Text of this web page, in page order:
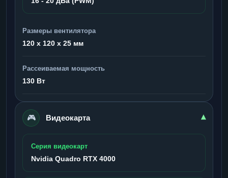
Размеры вентилятора
120 x 120 x 25 мм
Рассеиваемая мощность
130 Вт
🎮 Видеокарта ▾
Серия видеокарт
Nvidia Quadro RTX 4000